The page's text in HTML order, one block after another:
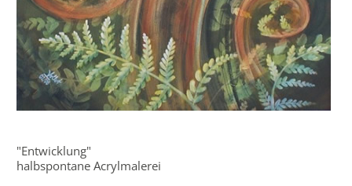
"Entwicklung"
halbspontane Acrylmalerei